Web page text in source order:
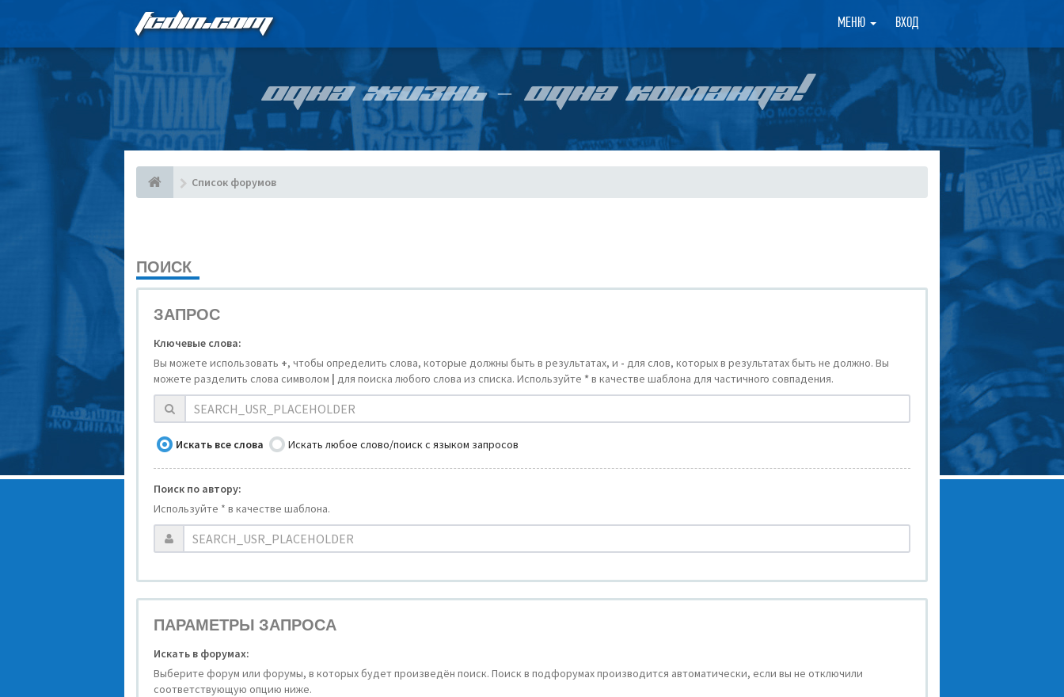
FCDIN.COM МЕНЮ ВХОД ×
ОДНА ЖИЗНЬ – ОДНА КОМАНДА!
Список форумов
ПОИСК
ЗАПРОС
Ключевые слова:
Вы можете использовать +, чтобы определить слова, которые должны быть в результатах, и - для слов, которых в результатах быть не должно. Вы
можете разделить слова символом | для поиска любого слова из списка. Используйте *в качестве шаблона для частичного совпадения.
Искать все слова Искать любое слово/поиск с языком запросов
Поиск по автору:
Используйте * в качестве шаблона.
ПАРАМЕТРЫ ЗАПРОСА
Искать в форумах:
Выберите форум или форумы, в которых будет произведён поиск. Поиск в подфорумах производится автоматически, если вы не отключили
соответствующую опцию ниже.